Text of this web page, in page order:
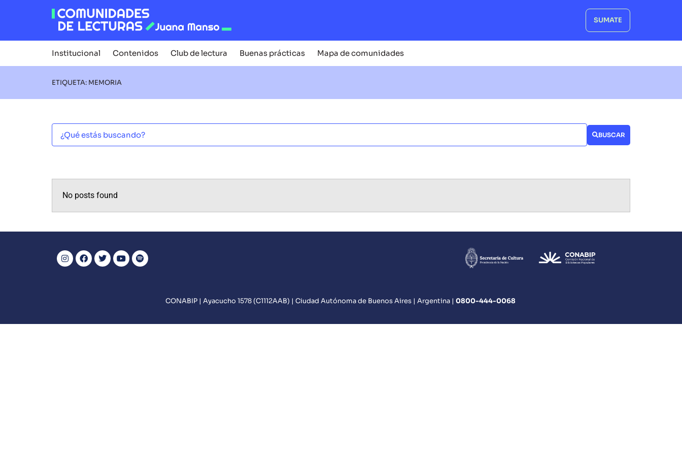
SUMATE
Institucional Contenidos Club de lectura Buenas prácticas Mapa de comunidades
ETIQUETA: MEMORIA
BUSCAR
No posts found
CONABIP | Ayacucho 1578 (C1112AAB) | Ciudad Autónoma de Buenos Aires | Argentina | 0800-444-0068